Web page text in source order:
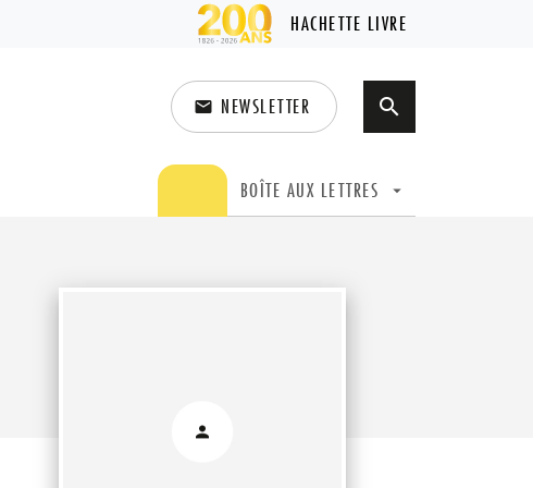
HACHETTE LIVRE
email NEWSLETTER search
BOÎTE AUX LETTRES arrow_drop_down